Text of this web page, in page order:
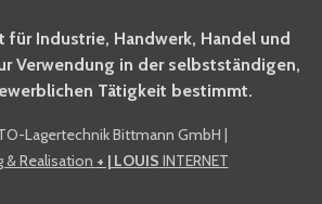
Newsletter Fachwissen
anmelden.
ich möchte mich für den
Shop-Newsletter
Industrie, Handwerk, Handel und
Verwendung in der selbstständigen,
Tätigkeit bestimmt.
Lagertechnik Bittmann GmbH |
& Realisation + | LOUIS INTERNET